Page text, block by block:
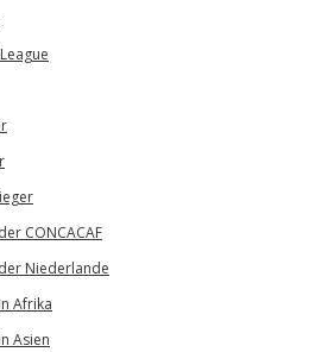
CONCACAF
Niederlande
Afrika
Asien